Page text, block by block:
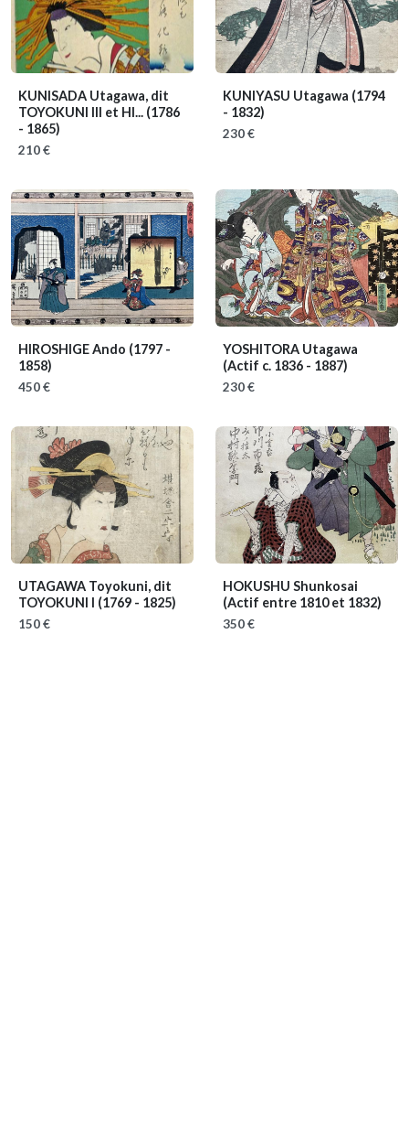
KUNISADA Utagawa, dit
TOYOKUNI III et HI... (1786
- 1865)
210 €
KUNIYASU Utagawa (1794
- 1832)
230 €
HIROSHIGE Ando (1797 -
1858)
450 €
YOSHITORA Utagawa
(Actif c. 1836 - 1887)
230 €
UTAGAWA Toyokuni, dit
TOYOKUNI I (1769 - 1825)
150 €
HOKUSHU Shunkosai
(Actif entre 1810 et 1832)
350 €